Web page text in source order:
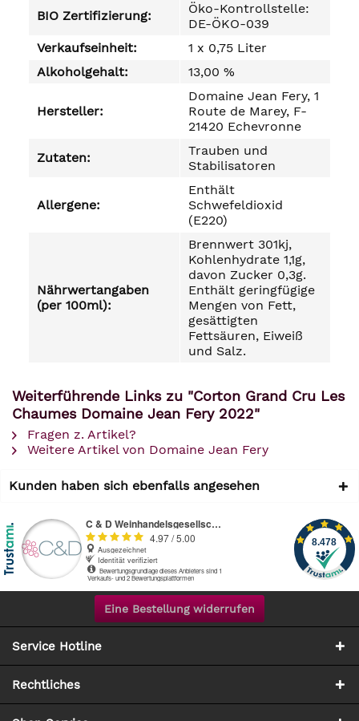
BIO Zertifizierung:
Öko-Kontrollstelle:
DE-ÖKO-039
Verkaufseinheit:
1 x 0,75 Liter
Alkoholgehalt:
13,00 %
Hersteller:
Domaine Jean Fery, 1
Route de Marey, F-
21420 Echevronne
Zutaten:
Trauben und
Stabilisatoren
Allergene:
Enthält
Schwefeldioxid
(E220)
Nährwertangaben
(per 100ml):
Brennwert 301kj,
Kohlenhydrate 1,1g,
davon Zucker 0,3g.
Enthält geringfügige
Mengen von Fett,
gesättigten
Fettsäuren, Eiweiß
und Salz.
Weiterführende Links zu "Corton Grand Cru Les
Chaumes Domaine Jean Fery 2022"
Fragen z. Artikel?
Weitere Artikel von Domaine Jean Fery
Kunden haben sich ebenfalls angesehen
Eine Bestellung widerrufen
Service Hotline
Rechtliches